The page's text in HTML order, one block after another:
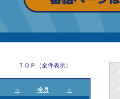
ＴＯＰ（全件表示）
＜ 今月 ＞